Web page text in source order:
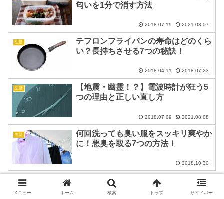
匂いを1分で消す方法
2018.07.19 2021.08.07
生活
テフロンフライパンの寿命はどのくら
い？長持ちさせる7つの秘訣！
2018.04.11 2018.07.23
生活
【地震・幽霊！？】電波時計が狂う5
つの理由と正しい直し方
2018.07.09 2021.08.08
生活
何回洗っても臭い服をスッキリ爽やか
に！悪臭を取る7つの方法！
2018.10.30
メニュー ホーム 検索 トップ サイドバー